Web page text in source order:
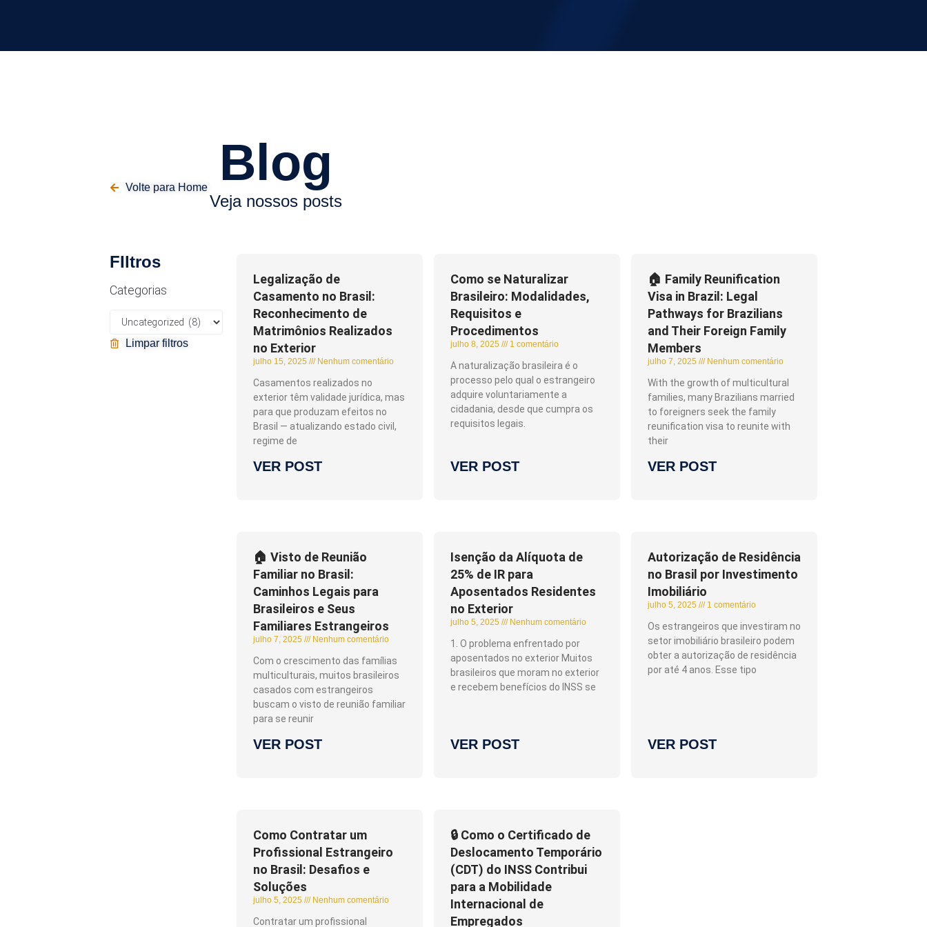
Volte para Home Blog
Veja nossos posts
FIltros
Categorias
Limpar filtros
Legalização de
Casamento no Brasil:
Reconhecimento de
Matrimônios Realizados
no Exterior
julho 15, 2025 Nenhum comentário
Casamentos realizados no
exterior têm validade jurídica, mas
para que produzam efeitos no
Brasil — atualizando estado civil,
regime de
VER POST
Como se Naturalizar
Brasileiro: Modalidades,
Requisitos e
Procedimentos
julho 8, 2025 1 comentário
A naturalização brasileira é o
processo pelo qual o estrangeiro
adquire voluntariamente a
cidadania, desde que cumpra os
requisitos legais.
VER POST
🏠 Family Reunification
Visa in Brazil: Legal
Pathways for Brazilians
and Their Foreign Family
Members
julho 7, 2025 Nenhum comentário
With the growth of multicultural
families, many Brazilians married
to foreigners seek the family
reunification visa to reunite with
their
VER POST
🏠 Visto de Reunião
Familiar no Brasil:
Caminhos Legais para
Brasileiros e Seus
Familiares Estrangeiros
julho 7, 2025 Nenhum comentário
Com o crescimento das famílias
multiculturais, muitos brasileiros
casados com estrangeiros
buscam o visto de reunião familiar
para se reunir
VER POST
Isenção da Alíquota de
25% de IR para
Aposentados Residentes
no Exterior
julho 5, 2025 Nenhum comentário
1. O problema enfrentado por
aposentados no exterior Muitos
brasileiros que moram no exterior
e recebem benefícios do INSS se
VER POST
Autorização de Residência
no Brasil por Investimento
Imobiliário
julho 5, 2025 1 comentário
Os estrangeiros que investiram no
setor imobiliário brasileiro podem
obter a autorização de residência
por até 4 anos. Esse tipo
VER POST
Como Contratar um
Profissional Estrangeiro
no Brasil: Desafios e
Soluções
julho 5, 2025 Nenhum comentário
Contratar um profissional
🔒 Como o Certificado de
Deslocamento Temporário
(CDT) do INSS Contribui
para a Mobilidade
Internacional de
Empregados